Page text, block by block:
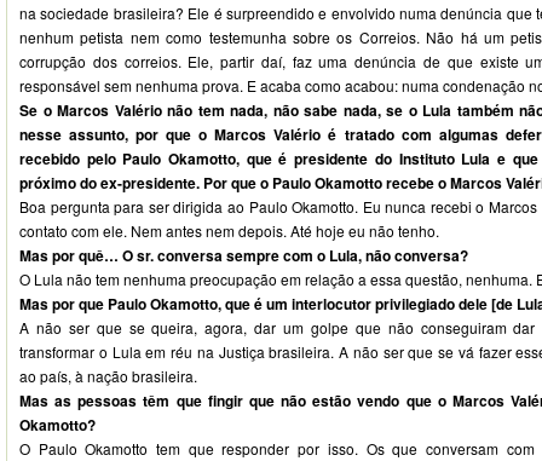
na sociedade brasileira? Ele é surpreendido e envolvido numa denúncia que
nenhum petista nem como testemunha sobre os Correios. Não há um
corrupção dos correios. Ele, partir daí, faz uma denúncia de que existe
responsável sem nenhuma prova. E acaba como acabou: numa condenação
Se o Marcos Valério não tem nada, não sabe nada, se o Lula também
nesse assunto, por que o Marcos Valério é tratado com algumas
recebido pelo Paulo Okamotto, que é presidente do Instituto Lula e
próximo do ex-presidente. Por que o Paulo Okamotto recebe o Marcos
Boa pergunta para ser dirigida ao Paulo Okamotto. Eu nunca recebi o
contato com ele. Nem antes nem depois. Até hoje eu não tenho.
Mas por quê… O sr. conversa sempre com o Lula, não conversa?
O Lula não tem nenhuma preocupação em relação a essa questão, nenhuma.
Mas por que Paulo Okamotto, que é um interlocutor privilegiado dele [de
A não ser que se queira, agora, dar um golpe que não conseguiram dar
transformar o Lula em réu na Justiça brasileira. A não ser que se vá fazer
ao país, à nação brasileira.
Mas as pessoas têm que fingir que não estão vendo que o Marcos
Okamotto?
O Paulo Okamotto tem que responder por isso. Os que conversam